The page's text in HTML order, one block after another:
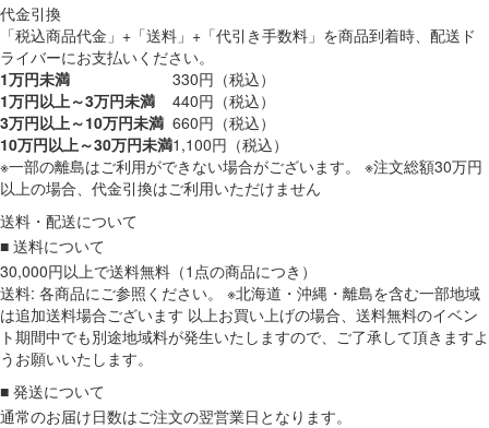
代金引換
「税込商品代金」+「送料」+「代引き手数料」を商品到着時、配送ド
ライバーにお支払いください。
1万円未満
330円（税込）
1万円以上～3万円未満
440円（税込）
3万円以上～10万円未満 660円（税込）
10万円以上～30万円未満1,100円（税込）
※一部の離島はご利用ができない場合がございます。 ※注文総額30万円
以上の場合、代金引換はご利用いただけません
送料・配送について
■ 送料について
30,000円以上で送料無料（1点の商品につき）
送料: 各商品にご参照ください。 ※北海道・沖縄・離島を含む一部地域
は追加送料場合ございます 以上お買い上げの場合、送料無料のイベン
ト期間中でも別途地域料が発生いたしますので、ご了承して頂きますよ
うお願いいたします。
■ 発送について
通常のお届け日数はご注文の翌営業日となります。